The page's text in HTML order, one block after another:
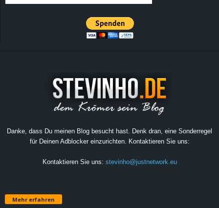
Danke, dass Du meinen Blog besucht hast. Denk dran, eine Sonderregel
für Deinen Adblocker einzurichten. Kontaktieren Sie uns:
Kontaktieren Sie uns: stevinho@justnetwork.eu
Mehr erfahren